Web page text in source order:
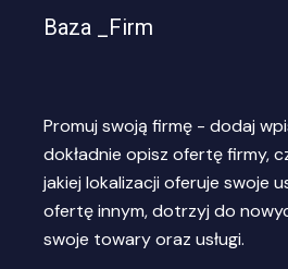
Baza _Firm
Promuj swoją firmę - dodaj
dokładnie opisz ofertę firmy,
jakiej lokalizacji oferuje swoje
ofertę innym, dotrzyj do
swoje towary oraz usługi.